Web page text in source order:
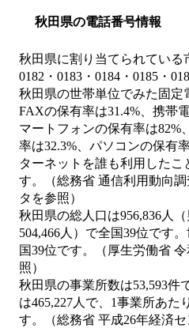
秋田県の電話番号情報
秋田県に割り当てられている
0182・0183・0184・0185・
秋田県の世帯単位でみた固定
FAXの保有率は31.4%、携帯
マートフォンの保有率は82%
率は32.3%、パソコンの保有
ターネットを誰も利用したこ
す。（総務省 通信利用動向
タを参照）
秋田県の総人口は956,836人（
504,466人）で全国39位です
国39位です。（厚生労働省
照）
秋田県の事業所数は53,593件
は465,227人で、1事業所あた
す。（総務省 平成26年経済セ